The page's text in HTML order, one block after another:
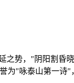
之势，"阴阳割
"咏泰山第一诗"